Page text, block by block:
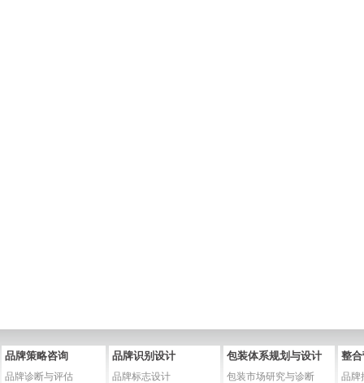
品牌策略咨询
品牌诊断与评估
品牌识别设计
品牌标志设计
包装体系规划与设计
包装市场研究与诊断
整
品牌